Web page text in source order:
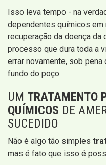
Isso leva tempo - na
dependentes químicos em
recuperação da doença da
processo que dura toda a
errar novamente, sob
fundo do poço.
UM TRATAMENTO
QUÍMICOS DE
SUCEDIDO
Não é algo tão simples
mas é fato que isso é